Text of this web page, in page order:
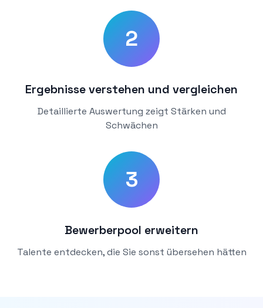
2
Ergebnisse verstehen und vergleichen
Detaillierte Auswertung zeigt Stärken und
Schwächen
3
Bewerberpool erweitern
Talente entdecken, die Sie sonst übersehen hätten